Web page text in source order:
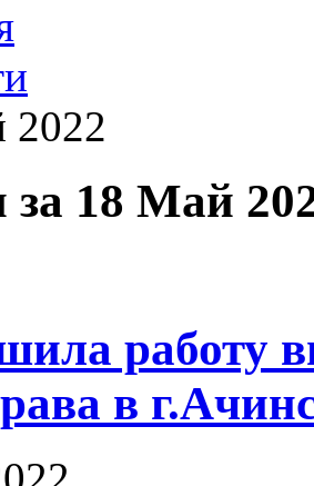
2022
за 18 Май
работу
в